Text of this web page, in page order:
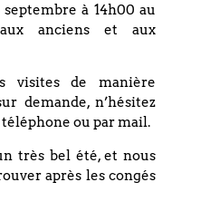
Google
à 14h00 au
aux anciens et aux
visites de manière
demande, n’hésitez
ou par mail.
très bel été, et nous
après les congés